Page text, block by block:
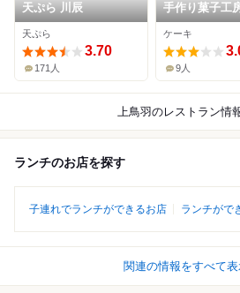
天ぷら 川辰
天ぷら
3.70
171人
手作り菓子
ケーキ
9人
上鳥羽のレストラン情
ランチのお店を探す
子連れでランチができるお店 ランチがで
関連の情報をすべて